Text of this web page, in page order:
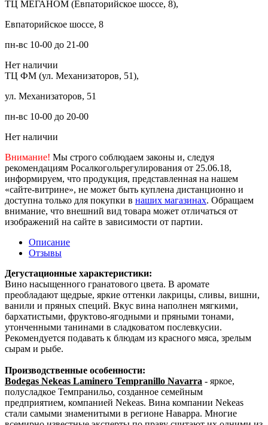
ТЦ МЕГАНОМ (Евпаторийское шоссе, 8),
Евпаторийское шоссе, 8
пн-вс 10-00 до 21-00
Нет наличии
ТЦ ФМ (ул. Механизаторов, 51),
ул. Механизаторов, 51
пн-вс 10-00 до 20-00
Нет наличии
Внимание! Мы строго соблюдаем законы и, следуя
рекомендациям Росалкогольрегулирования от 25.06.18,
информируем, что продукция, представленная на нашем
«сайте-витрине», не может быть куплена дистанционно и
доступна только для покупки в наших магазинах. Обращаем
внимание, что внешний вид товара может отличаться от
изображений на сайте в зависимости от партии.
Описание
Отзывы
Дегустационные характеристики:
Вино насыщенного гранатового цвета. В аромате
преобладают щедрые, яркие оттенки лакрицы, сливы, вишни,
ванили и пряных специй. Вкус вина наполнен мягкими,
бархатистыми, фруктово-ягодными и пряными тонами,
утонченными танинами в сладковатом послевкусии.
Рекомендуется подавать к блюдам из красного мяса, зрелым
сырам и рыбе.
Производственные особенности:
Bodegas Nekeas Laminero Tempranillo Navarra - яркое,
полусладкое Темпранильо, созданное семейным
предприятием, компанией Nekeas. Вина компании Nekeas
стали самыми знаменитыми в регионе Наварра. Многие